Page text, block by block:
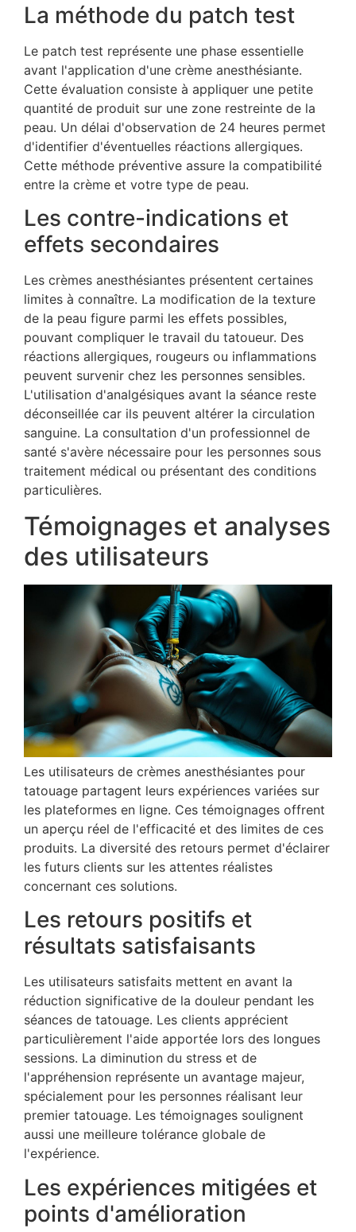
La méthode du patch test
Le patch test représente une phase essentielle
avant l'application d'une crème anesthésiante.
Cette évaluation consiste à appliquer une petite
quantité de produit sur une zone restreinte de la
peau. Un délai d'observation de 24 heures permet
d'identifier d'éventuelles réactions allergiques.
Cette méthode préventive assure la compatibilité
entre la crème et votre type de peau.
Les contre-indications et
effets secondaires
Les crèmes anesthésiantes présentent certaines
limites à connaître. La modification de la texture
de la peau figure parmi les effets possibles,
pouvant compliquer le travail du tatoueur. Des
réactions allergiques, rougeurs ou inflammations
peuvent survenir chez les personnes sensibles.
L'utilisation d'analgésiques avant la séance reste
déconseillée car ils peuvent altérer la circulation
sanguine. La consultation d'un professionnel de
santé s'avère nécessaire pour les personnes sous
traitement médical ou présentant des conditions
particulières.
Témoignages et analyses
des utilisateurs
Les utilisateurs de crèmes anesthésiantes pour
tatouage partagent leurs expériences variées sur
les plateformes en ligne. Ces témoignages offrent
un aperçu réel de l'efficacité et des limites de ces
produits. La diversité des retours permet d'éclairer
les futurs clients sur les attentes réalistes
concernant ces solutions.
Les retours positifs et
résultats satisfaisants
Les utilisateurs satisfaits mettent en avant la
réduction significative de la douleur pendant les
séances de tatouage. Les clients apprécient
particulièrement l'aide apportée lors des longues
sessions. La diminution du stress et de
l'appréhension représente un avantage majeur,
spécialement pour les personnes réalisant leur
premier tatouage. Les témoignages soulignent
aussi une meilleure tolérance globale de
l'expérience.
Les expériences mitigées et
points d'amélioration